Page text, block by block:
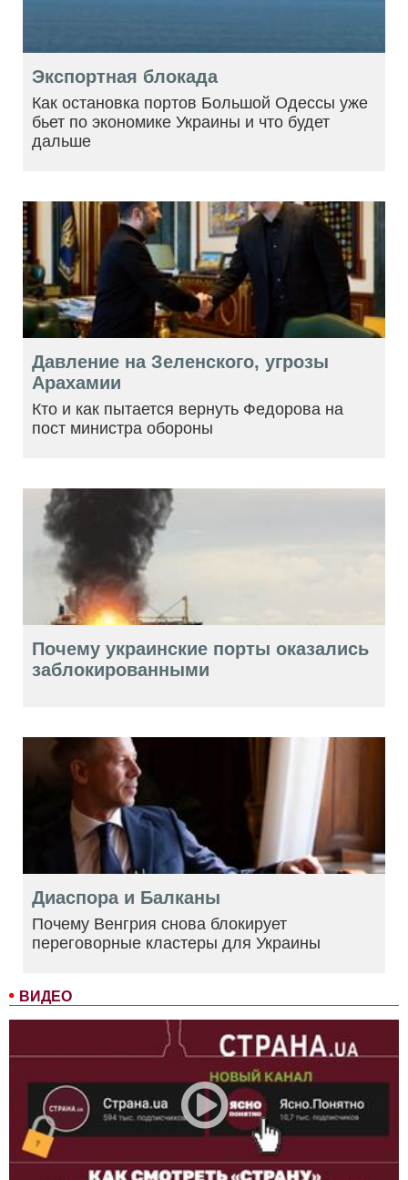
ВИДЕО
Экспортная блокада
Как остановка портов Большой Одессы уже
бьет по экономике Украины и что будет
дальше
Давление на Зеленского, угрозы
Арахамии
Кто и как пытается вернуть Федорова на
пост министра обороны
Почему украинские порты оказались
заблокированными
Диаспора и Балканы
Почему Венгрия снова блокирует
переговорные кластеры для Украины